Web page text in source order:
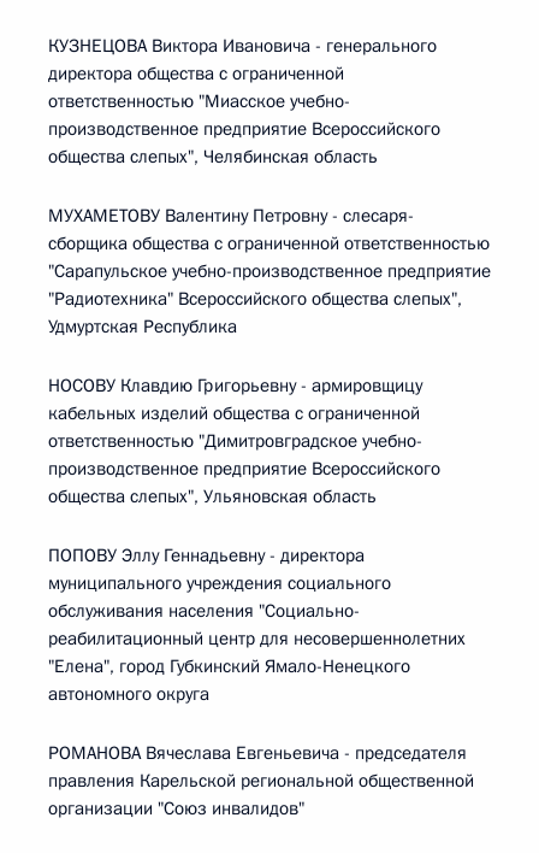
КУЗНЕЦОВА Виктора Ивановича - генерального
директора общества с ограниченной
ответственностью "Миасское учебно-
производственное предприятие Всероссийского
общества слепых", Челябинская область
МУХАМЕТОВУ Валентину Петровну - слесаря-
сборщика общества с ограниченной ответственностью
"Сарапульское учебно-производственное предприятие
"Радиотехника" Всероссийского общества слепых",
Удмуртская Республика
НОСОВУ Клавдию Григорьевну - армировщицу
кабельных изделий общества с ограниченной
ответственностью "Димитровградское учебно-
производственное предприятие Всероссийского
общества слепых", Ульяновская область
ПОПОВУ Эллу Геннадьевну - директора
муниципального учреждения социального
обслуживания населения "Социально-
реабилитационный центр для несовершеннолетних
"Елена", город Губкинский Ямало-Ненецкого
автономного округа
РОМАНОВА Вячеслава Евгеньевича - председателя
правления Карельской региональной общественной
организации "Союз инвалидов"